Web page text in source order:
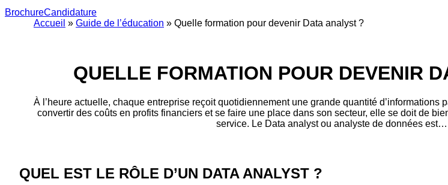
BrochureCandidature
Accueil » Guide de l’éducation » Quelle formation pour devenir Data analyst ?
QUELLE FORMATION POUR DEVENIR
À l’heure actuelle, chaque entreprise reçoit quotidiennement une grande quantité d’informations
convertir des coûts en profits financiers et se faire une place dans son secteur, elle se doit de
service. Le Data analyst ou analyste de données est…
QUEL EST LE RÔLE D’UN DATA ANALYST ?